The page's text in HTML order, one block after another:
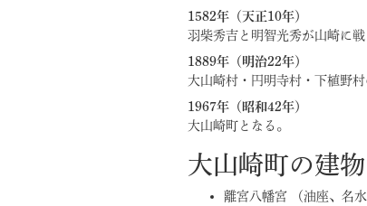
1582年（天正10年）
羽柴秀吉と明智光秀が山崎に
1889年（明治22年）
大山崎村・円明寺村・下植野
1967年（昭和42年）
大山崎町となる。
大山崎町の建物
離宮八幡宮 （油座、名水